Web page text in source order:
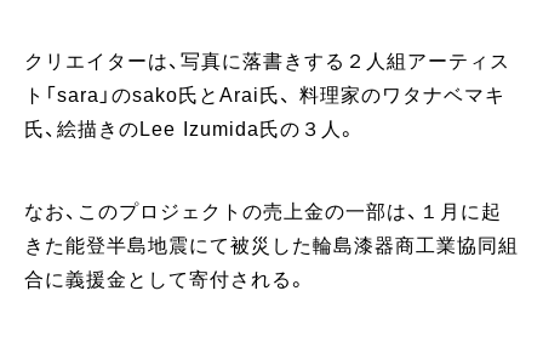
クリエイターは、写真に落書きする２人組アーティス
ト「sara」のsako氏とArai氏、 料理家のワタナベマキ
氏、絵描きのLee Izumida氏の３人。
なお、このプロジェクトの売上金の一部は、１月に起
きた能登半島地震にて被災した輪島漆器商工業協同組
合に義援金として寄付される。